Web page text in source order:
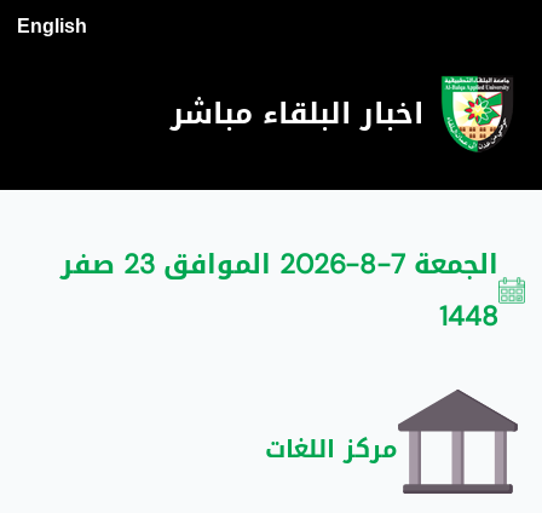
English
اخبار البلقاء مباشر
الجمعة 7-8-2026 الموافق 23 صفر
1448
مركز اللغات